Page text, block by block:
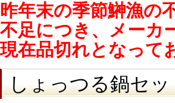
昨年末の季節鰰漁の
不足につき、メーカ
現在品切れとなって
しょっつる鍋セッ